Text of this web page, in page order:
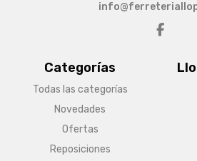
Categorías
Todas las categorías
Novedades
Ofertas
Reposiciones